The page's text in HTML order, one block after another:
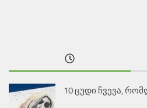
10 ცუდი ჩვევა,